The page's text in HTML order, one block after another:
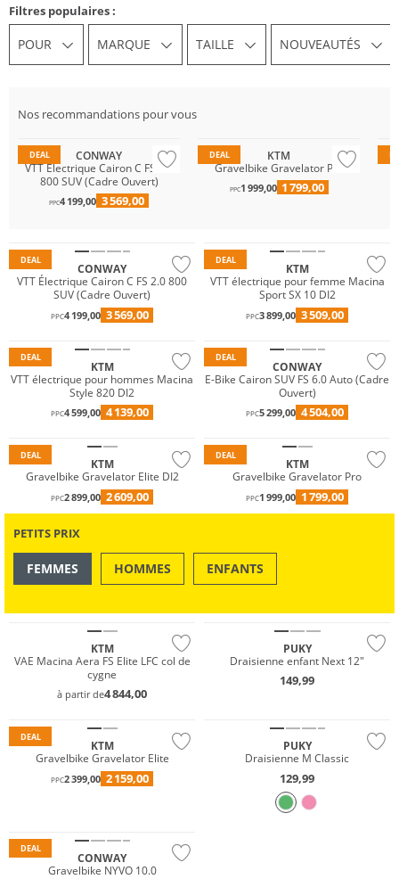
Filtres populaires :
POUR MARQUE TAILLE NOUVEAUTÉS
Nos recommandations pour vous
DEAL
CONWAY
VTT Électrique Cairon C FS 2.0
800 SUV (Cadre Ouvert)
PPC4 199,00 3 569,00
DEAL
KTM
Gravelbike Gravelator Pro
PPC1 999,00 1 799,00
DEAL
CONWAY
VTT Électrique Cairon C FS 2.0 800
SUV (Cadre Ouvert)
PPC4 199,00 3 569,00
DEAL
KTM
VTT électrique pour femme Macina
Sport SX 10 DI2
PPC3 899,00 3 509,00
DEAL
KTM
VTT électrique pour hommes Macina
Style 820 DI2
PPC4 599,00 4 139,00
DEAL
CONWAY
E-Bike Cairon SUV FS 6.0 Auto (Cadre
Ouvert)
PPC5 299,00 4 504,00
DEAL
KTM
Gravelbike Gravelator Elite DI2
PPC2 899,00 2 609,00
DEAL
KTM
Gravelbike Gravelator Pro
PPC1 999,00 1 799,00
PETITS PRIX
FEMMES HOMMES ENFANTS
KTM
VAE Macina Aera FS Elite LFC col de
cygne
à partir de4 844,00
PUKY
Draisienne enfant Next 12"
149,99
DEAL
KTM
Gravelbike Gravelator Elite
PPC2 399,00 2 159,00
PUKY
Draisienne M Classic
129,99
DEAL
CONWAY
Gravelbike NYVO 10.0